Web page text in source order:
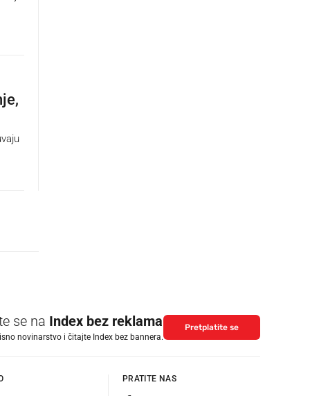
se na Index bez reklama
novinarstvo i čitajte Index bez bannera.
Pretplatite se
PRATITE NAS